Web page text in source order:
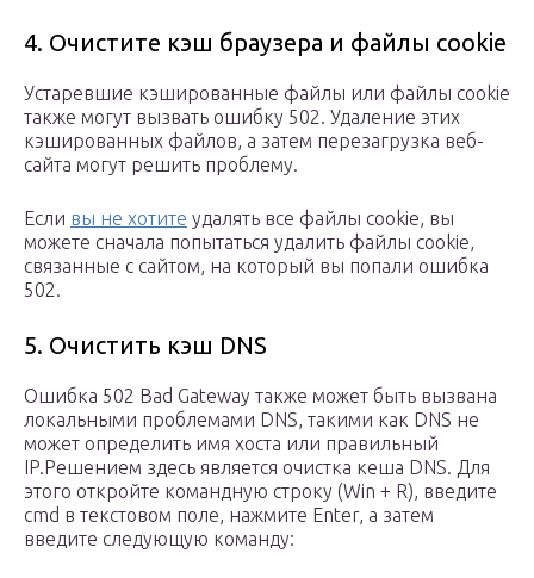
4. Очистите кэш браузера и файлы cookie
Устаревшие кэшированные файлы или файлы cookie
также могут вызвать ошибку 502. Удаление этих
кэшированных файлов, а затем перезагрузка веб-
сайта могут решить проблему.
Если вы не хотите удалять все файлы cookie, вы
можете сначала попытаться удалить файлы cookie,
связанные с сайтом, на который вы попали ошибка
502.
5. Очистить кэш DNS
Ошибка 502 Bad Gateway также может быть вызвана
локальными проблемами DNS, такими как DNS не
может определить имя хоста или правильный
IP.Решением здесь является очистка кеша DNS. Для
этого откройте командную строку (Win + R), введите
cmd в текстовом поле, нажмите Enter, а затем
введите следующую команду: